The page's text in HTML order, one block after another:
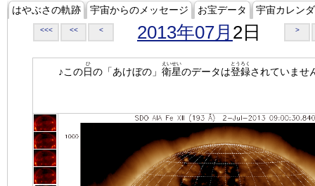
はやぶさの軌跡 宇宙からのメッセージ お宝データ 宇宙カレン
<<< << < 2013年07月 2日 >
♪この日
ひ
の「あけぼの」 衛星
えいせい
のデータは登録
とうろく
されていませ